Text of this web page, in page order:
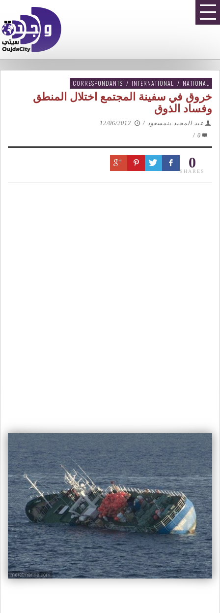
CORRESPONDANTS / INTERNATIONAL / NATIONAL
خروق في سفينة المجتمع اختلال المنطق
وفساد الذوق
عبد المجيد بنمسعود /
12/06/2012
0
/
0
SHARES